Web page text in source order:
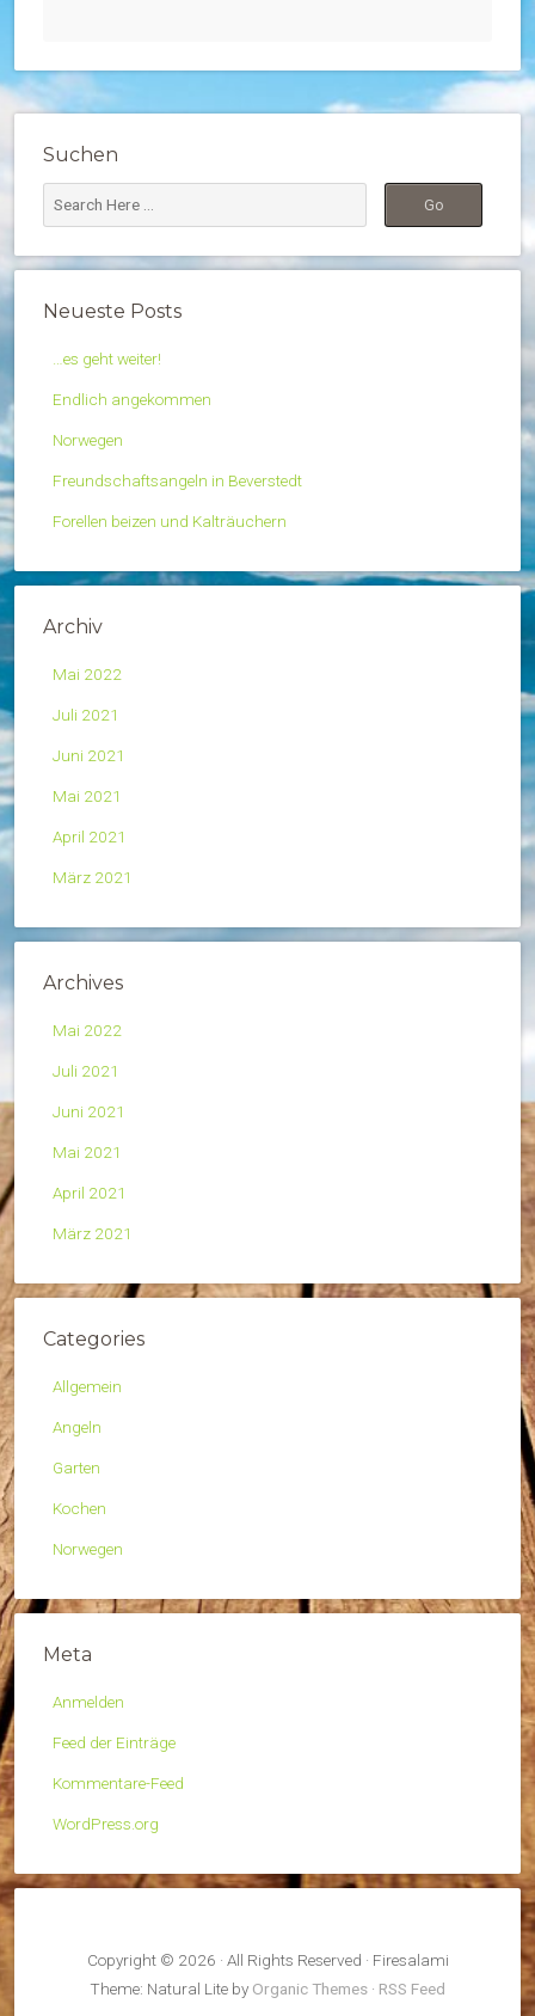
Suchen
Neueste Posts
…es geht weiter!
Endlich angekommen
Norwegen
Freundschaftsangeln in Beverstedt
Forellen beizen und Kalträuchern
Archiv
Mai 2022
Juli 2021
Juni 2021
Mai 2021
April 2021
März 2021
Archives
Mai 2022
Juli 2021
Juni 2021
Mai 2021
April 2021
März 2021
Categories
Allgemein
Angeln
Garten
Kochen
Norwegen
Meta
Anmelden
Feed der Einträge
Kommentare-Feed
WordPress.org
Copyright © 2026 · All Rights Reserved · Firesalami
Theme: Natural Lite by Organic Themes · RSS Feed